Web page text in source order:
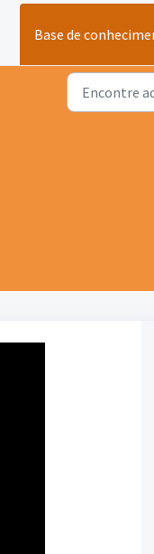
Base de